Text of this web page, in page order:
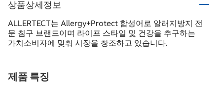
상품상세정보
ALLERTECT는 Allergy+Protect 합성어로 알러지방지 전
문 침구 브랜드이며 라이프 스타일 및 건강을 추구하는
가치소비자에 맞춰 시장을 창조하고 있습니다.
제품 특징